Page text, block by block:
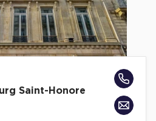
Saint-Honore